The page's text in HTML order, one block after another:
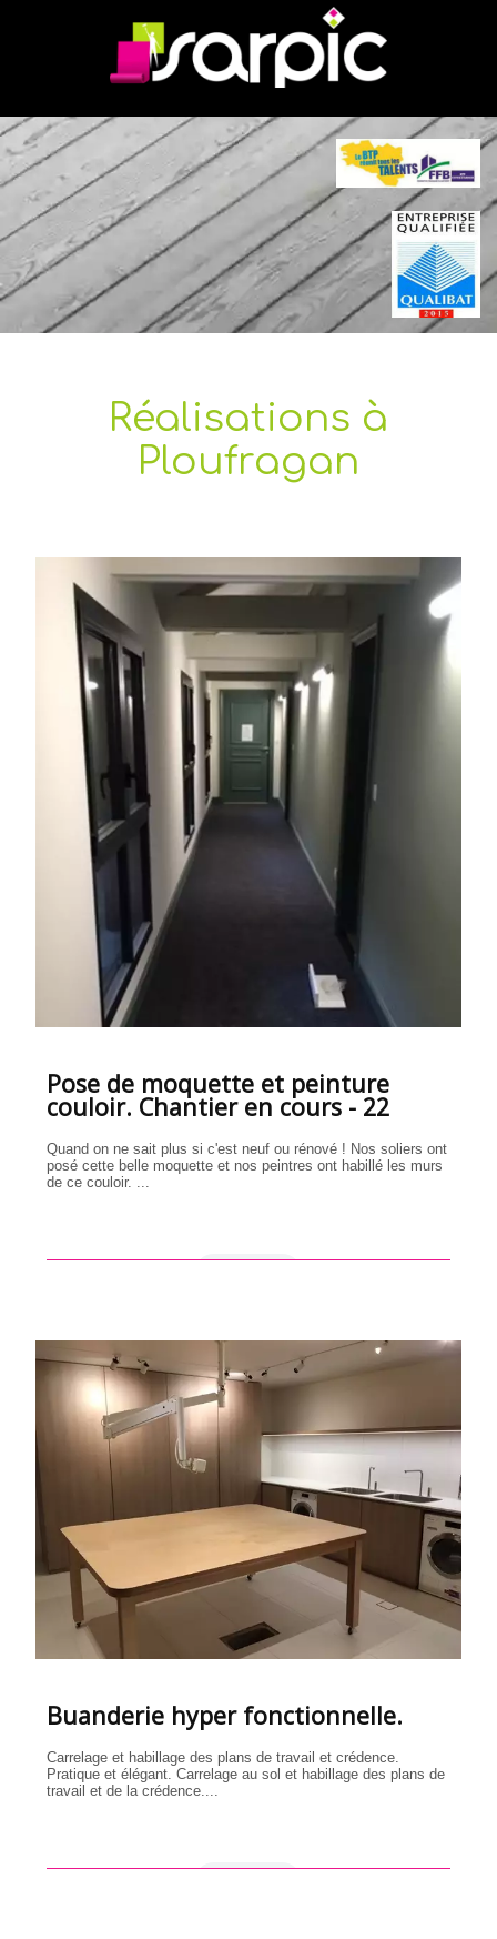
Réalisations à
Ploufragan
Pose de moquette et peinture
couloir. Chantier en cours - 22
Quand on ne sait plus si c'est neuf ou rénové ! Nos soliers ont
posé cette belle moquette et nos peintres ont habillé les murs
de ce couloir. ...
Buanderie hyper fonctionnelle.
Carrelage et habillage des plans de travail et crédence.
Pratique et élégant. Carrelage au sol et habillage des plans de
travail et de la crédence....